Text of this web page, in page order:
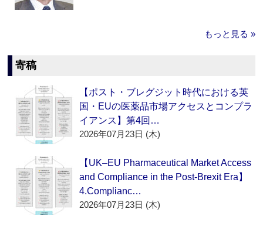
もっと見る »
寄稿
【ポスト・ブレグジット時代における英
国・EUの医薬品市場アクセスとコンプラ
イアンス】第4回…
2026年07月23日 (木)
【UK–EU Pharmaceutical Market Access
and Compliance in the Post-Brexit Era】
4.Complianc…
2026年07月23日 (木)